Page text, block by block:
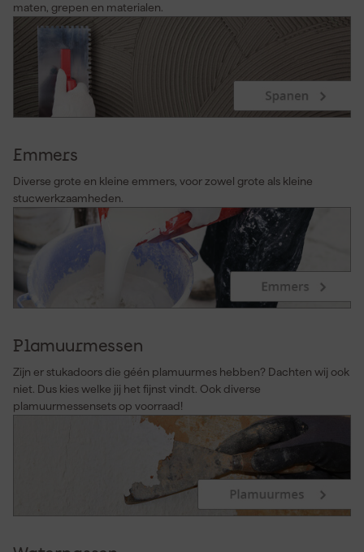
maten, grepen en materialen.
Emmers
Diverse grote en kleine emmers, voor zowel grote als kleine
stucwerkzaamheden.
Plamuurmessen
Zijn er stukadoors die géén plamuurmes hebben? Dachten wij ook
niet. Dus kies welke jij het fijnst vindt. Ook diverse
plamuurmessensets op voorraad!